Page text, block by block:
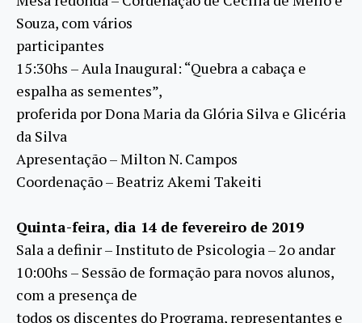
Souza, com vários
participantes
15:30hs – Aula Inaugural: “Quebra a cabaça e
espalha as sementes”,
proferida por Dona Maria da Glória Silva e Glicéria
da Silva
Apresentação – Milton N. Campos
Coordenação – Beatriz Akemi Takeiti
Quinta-feira, dia 14 de fevereiro de 2019
Sala a definir – Instituto de Psicologia – 2o andar
10:00hs – Sessão de formação para novos alunos,
com a presença de
todos os discentes do Programa, representantes e